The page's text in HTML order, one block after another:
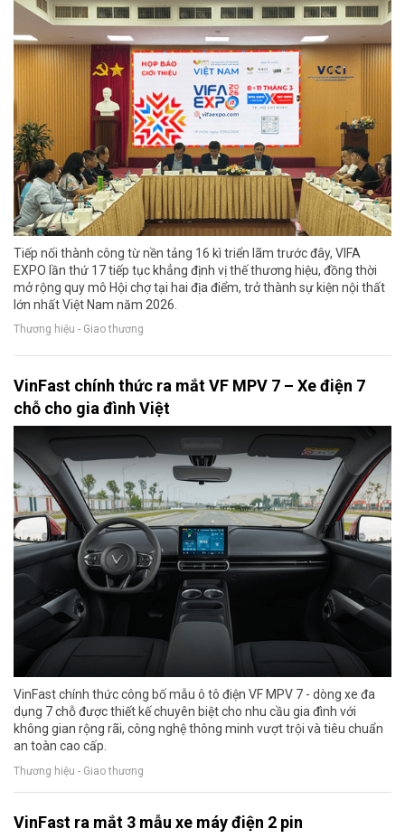
Tiếp nối thành công từ nền tảng 16 kì triển lãm trước đây, VIFA
EXPO lần thứ 17 tiếp tục khẳng định vị thế thương hiệu, đồng thời
mở rộng quy mô Hội chợ tại hai địa điểm, trở thành sự kiện nội thất
lớn nhất Việt Nam năm 2026.
Thương hiệu - Giao thương
VinFast chính thức ra mắt VF MPV 7 – Xe điện 7
chỗ cho gia đình Việt
VinFast chính thức công bố mẫu ô tô điện VF MPV 7 - dòng xe đa
dụng 7 chỗ được thiết kế chuyên biệt cho nhu cầu gia đình với
không gian rộng rãi, công nghệ thông minh vượt trội và tiêu chuẩn
an toàn cao cấp.
Thương hiệu - Giao thương
VinFast ra mắt 3 mẫu xe máy điện 2 pin